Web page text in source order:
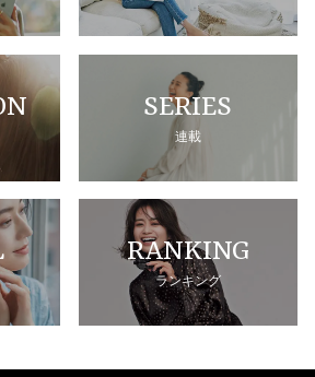
SERIES
連載
RANKING
ランキング